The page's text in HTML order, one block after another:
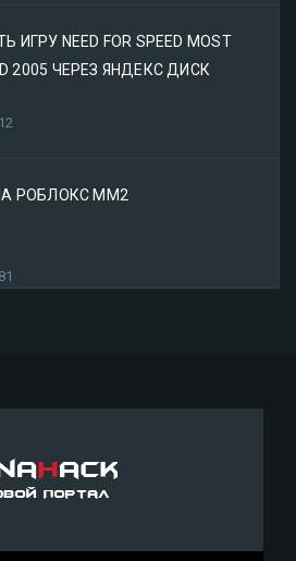
ИГРУ NEED FOR SPEED MOST
2005 ЧЕРЕЗ ЯНДЕКС ДИСК
РОБЛОКС ММ2